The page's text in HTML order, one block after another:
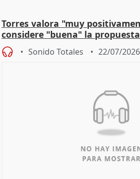
Torres valora "muy
considere "buena" la propuesta
Sonido Totales 22/07/2026